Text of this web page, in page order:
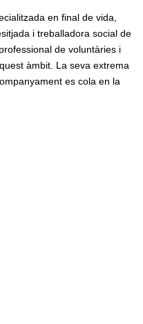
en final de vida,
i treballadora social de
de voluntàries i
àmbit. La seva extrema
es cola en la